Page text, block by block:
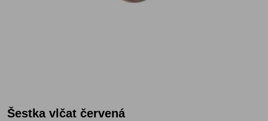
Šestka vlčat červená